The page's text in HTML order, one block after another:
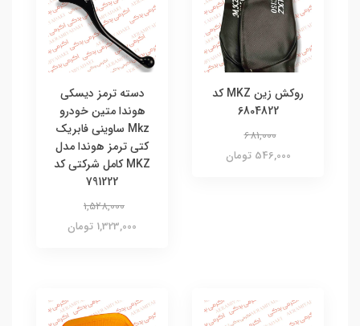
روکش زین MKZ کد
6804822
681,000
546,000 تومان
دسته ترمز دیسکی
هوندا متین خودرو
Mkz ساوینی فابریک
کتی ترمز هوندا مدل
MKZ کامل شرکتی کد
791222
1,528,000
1,323,000 تومان